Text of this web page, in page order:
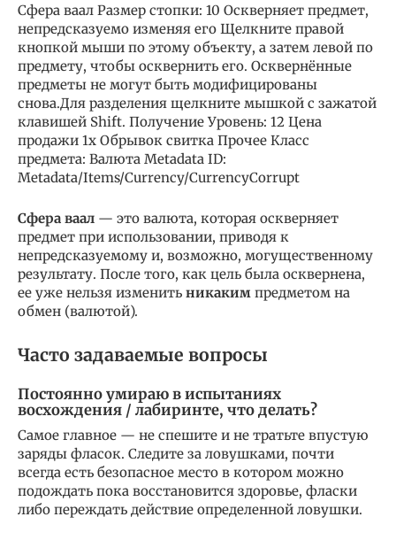
Сфера ваал Размер стопки: 10 Оскверняет предмет,
непредсказуемо изменяя его Щелкните правой
кнопкой мыши по этому объекту, а затем левой по
предмету, чтобы осквернить его. Осквернённые
предметы не могут быть модифицированы
снова.Для разделения щелкните мышкой с зажатой
клавишей Shift. Получение Уровень: 12 Цена
продажи 1x Обрывок свитка Прочее Класс
предмета: Валюта Metadata ID:
Metadata/Items/Currency/CurrencyCorrupt
Сфера ваал — это валюта, которая оскверняет
предмет при использовании, приводя к
непредсказуемому и, возможно, могущественному
результату. После того, как цель была осквернена,
ее уже нельзя изменить никаким предметом на
обмен (валютой).
Часто задаваемые вопросы
Постоянно умираю в испытаниях
восхождения / лабиринте, что делать?
Самое главное — не спешите и не тратьте впустую
заряды фласок. Следите за ловушками, почти
всегда есть безопасное место в котором можно
подождать пока восстановится здоровье, фласки
либо переждать действие определенной ловушки.